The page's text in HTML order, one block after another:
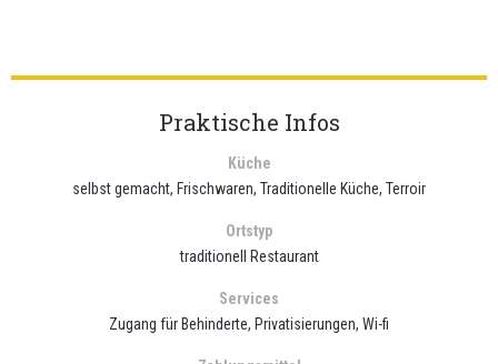
Praktische Infos
Küche
selbst gemacht, Frischwaren, Traditionelle Küche, Terroir
Ortstyp
traditionell Restaurant
Services
Zugang für Behinderte, Privatisierungen, Wi-fi